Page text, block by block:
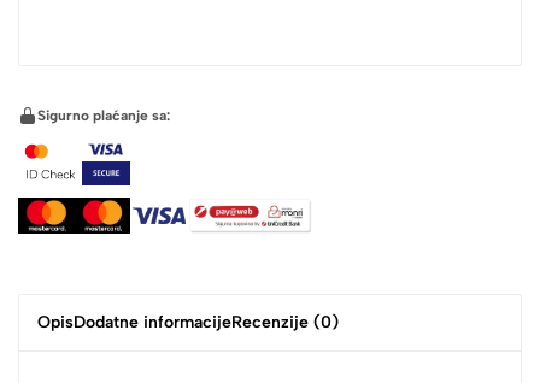
Sigurno plaćanje sa:
OpisDodatne informacijeRecenzije (0)